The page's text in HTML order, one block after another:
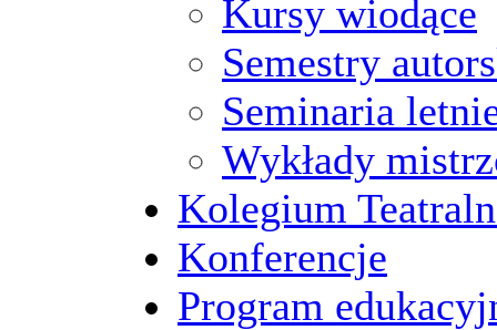
Kursy wiodące
Semestry
Seminaria
Wykłady
Kolegium
Konferencje
Program